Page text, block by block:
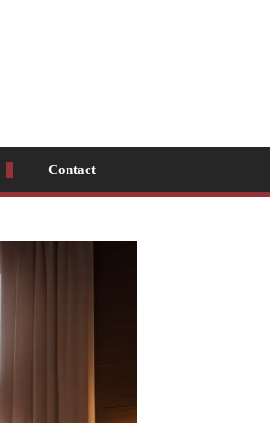
Contact